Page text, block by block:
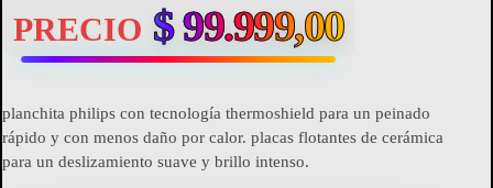
PRECIO $99.999,00
planchita philips con tecnología thermoshield para un peinado
rápido y con menos daño por calor. placas flotantes de cerámica
para un deslizamiento suave y brillo intenso.